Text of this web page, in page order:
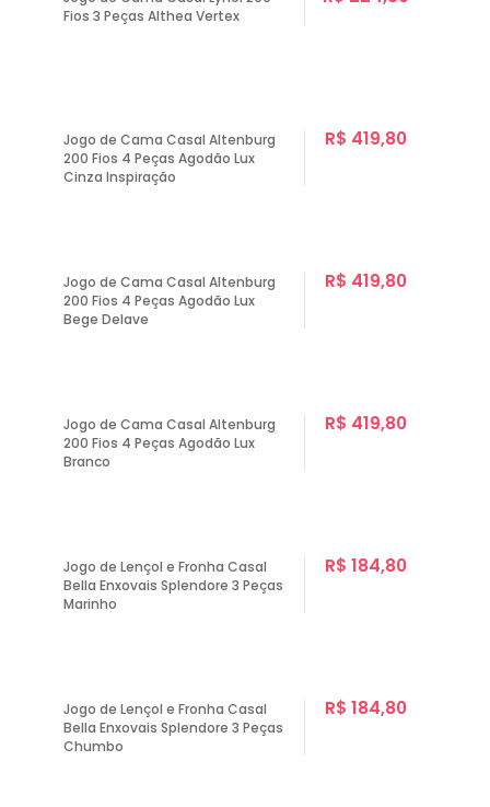
Fios 3 Peças Althea Vertex
Jogo de Cama Casal Altenburg
200 Fios 4 Peças Agodão Lux
Cinza Inspiração
R$ 419,80
Jogo de Cama Casal Altenburg
200 Fios 4 Peças Agodão Lux
Bege Delave
R$ 419,80
Jogo de Cama Casal Altenburg
200 Fios 4 Peças Agodão Lux
Branco
R$ 419,80
Jogo de Lençol e Fronha Casal
Bella Enxovais Splendore 3 Peças
Marinho
R$ 184,80
Jogo de Lençol e Fronha Casal
Bella Enxovais Splendore 3 Peças
Chumbo
R$ 184,80